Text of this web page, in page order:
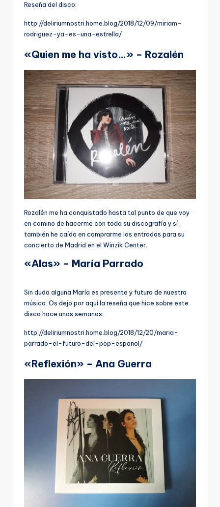
Reseña del disco:
http://deliriumnostri.home.blog/2018/12/09/miriam-
rodriguez-ya-es-una-estrella/
«Quien me ha visto…» – Rozalén
Rozalén me ha conquistado hasta tal punto de que voy
en camino de hacerme con toda su discografía y sí ,
también he caído en comprarme las entradas para su
concierto de Madrid en el Winzik Center.
«Alas» – María Parrado
Sin duda alguna María es presente y futuro de nuestra
música. Os dejo por aquí la reseña que hice sobre este
disco hace unas semanas.
http://deliriumnostri.home.blog/2018/12/20/maria-
parrado-el-futuro-del-pop-espanol/
«Reflexión» – Ana Guerra